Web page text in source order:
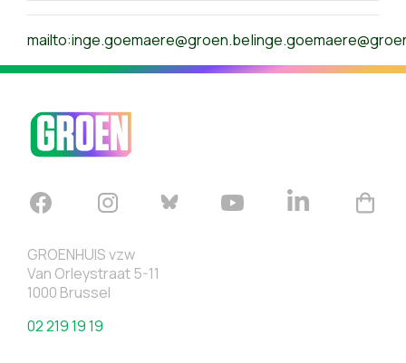
mailto:inge.goemaere@groen.be|
GROENHUIS vzw
Van Orleystraat 5-11
1000 Brussel
02 219 19 19